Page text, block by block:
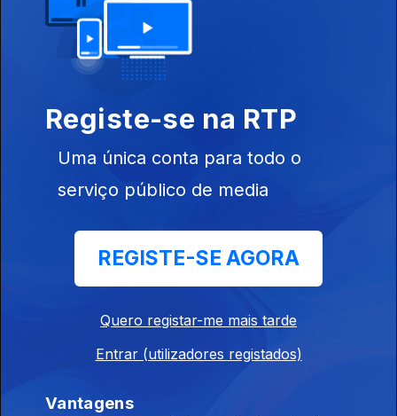
22 mai. 2022
Registe-se na RTP
Uma única conta para todo o
serviço público de media
REGISTE-SE AGORA
Quero registar-me mais tarde
Entrar (utilizadores registados)
Vantagens